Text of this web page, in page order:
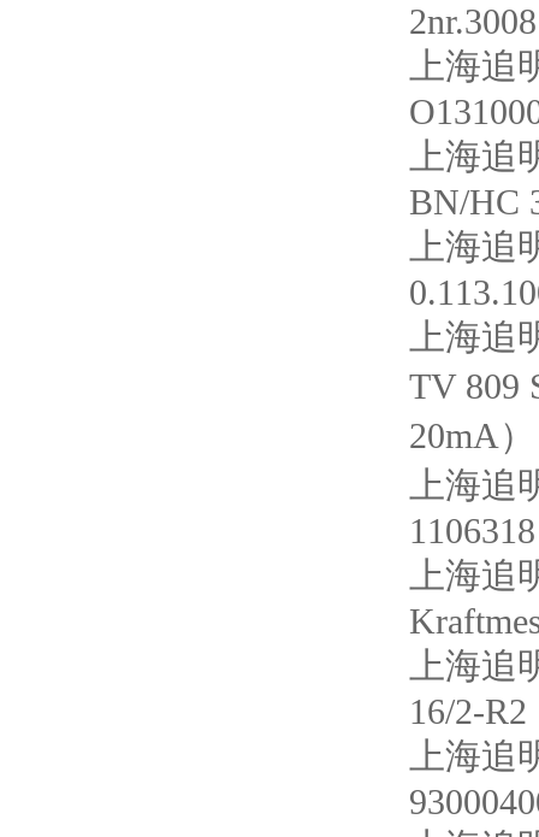
上海
上海
BN/HC
上海
上海
TV 809
20mA）
上海
1106318
上海
上海
16/2-R2
上海